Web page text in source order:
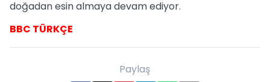
doğadan esin almaya devam ediyor.
BBC TÜRKÇE
Paylaş